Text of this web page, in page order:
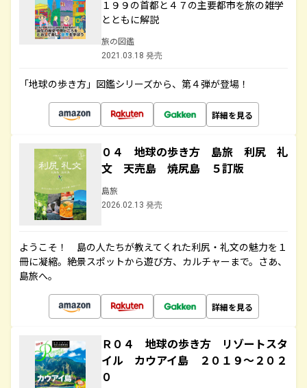
１９９の首都と４７の主要都市を旅の雑学
とともに解説
旅の図鑑
2021.03.18 発売
「地球の歩き方」図鑑シリーズから、第４弾が登場！
詳細を見る
０４ 地球の歩き方 島旅 利尻 礼
文 天売島 焼尻島 ５訂版
島旅
2026.02.13 発売
ようこそ！ 島の人たちが教えてくれた利尻・礼文の魅力を１
冊に凝縮。絶景スポットから遊び方、カルチャーまで。さあ、
島旅へ。
詳細を見る
Ｒ０４ 地球の歩き方 リゾートスタ
イル カウアイ島 ２０１９～２０２
０